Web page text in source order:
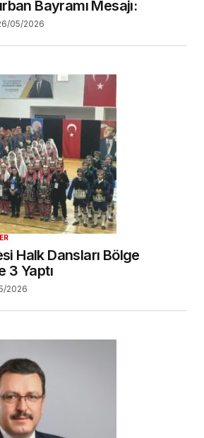
Bayramı Mesajı:
05/2026
Halk Dansları Bölge
3 Yaptı
2026